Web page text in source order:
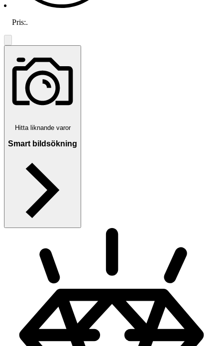
Pris:.
Hitta liknande varor
Smart bildsökning